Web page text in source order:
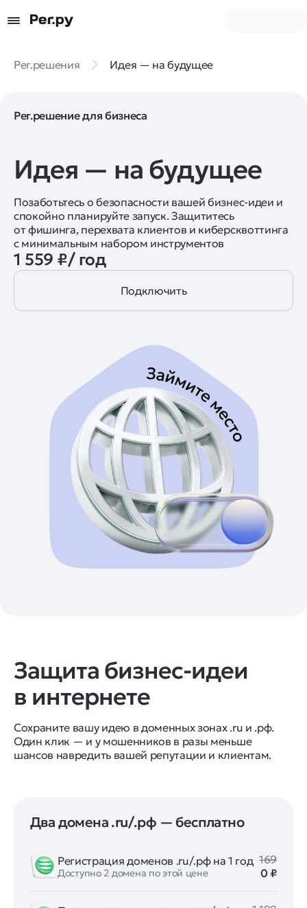
Рег.решения Идея — на будущее
Рег.решение для бизнеса
Идея — на будущее
Позаботьтесь о безопасности вашей бизнес-идеи и
спокойно планируйте запуск. Защититесь
от фишинга, перехвата клиентов и киберсквоттинга
с минимальным набором инструментов
1 559 ₽/ год
Подключить
Защита бизнес-идеи
в интернете
Сохраните вашу идею в доменных зонах .ru и .рф.
Один клик — и у мошенников в разы меньше
шансов навредить вашей репутации и клиентам.
Два домена .ru/.рф — бесплатно
Регистрация доменов .ru/.рф на 1 год
Доступно 2 домена по этой цене
169
0 ₽